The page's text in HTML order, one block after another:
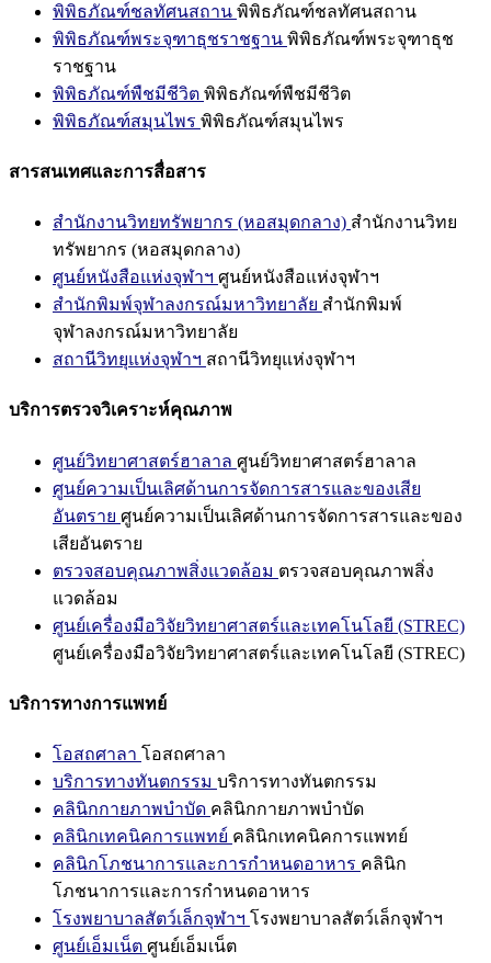
พิพิธภัณฑ์ชลทัศนสถาน พิพิธภัณฑ์ชลทัศนสถาน
พิพิธภัณฑ์พระจุฑาธุชราชฐาน พิพิธภัณฑ์พระจุฑาธุช
ราชฐาน
พิพิธภัณฑ์พืชมีชีวิต พิพิธภัณฑ์พืชมีชีวิต
พิพิธภัณฑ์สมุนไพร พิพิธภัณฑ์สมุนไพร
สารสนเทศและการสื่อสาร
สำนักงานวิทยทรัพยากร (หอสมุดกลาง) สำนักงานวิทย
ทรัพยากร (หอสมุดกลาง)
ศูนย์หนังสือแห่งจุฬาฯ ศูนย์หนังสือแห่งจุฬาฯ
สำนักพิมพ์จุฬาลงกรณ์มหาวิทยาลัย สำนักพิมพ์
จุฬาลงกรณ์มหาวิทยาลัย
สถานีวิทยุแห่งจุฬาฯ สถานีวิทยุแห่งจุฬาฯ
บริการตรวจวิเคราะห์คุณภาพ
ศูนย์วิทยาศาสตร์ฮาลาล ศูนย์วิทยาศาสตร์ฮาลาล
ศูนย์ความเป็นเลิศด้านการจัดการสารและของเสีย
อันตราย ศูนย์ความเป็นเลิศด้านการจัดการสารและของ
เสียอันตราย
ตรวจสอบคุณภาพสิ่งแวดล้อม ตรวจสอบคุณภาพสิ่ง
แวดล้อม
ศูนย์เครื่องมือวิจัยวิทยาศาสตร์และเทคโนโลยี (STREC)
ศูนย์เครื่องมือวิจัยวิทยาศาสตร์และเทคโนโลยี (STREC)
บริการทางการแพทย์
โอสถศาลา โอสถศาลา
บริการทางทันตกรรม บริการทางทันตกรรม
คลินิกกายภาพบำบัด คลินิกกายภาพบำบัด
คลินิกเทคนิคการแพทย์ คลินิกเทคนิคการแพทย์
คลินิกโภชนาการและการกำหนดอาหาร คลินิก
โภชนาการและการกำหนดอาหาร
โรงพยาบาลสัตว์เล็กจุฬาฯ โรงพยาบาลสัตว์เล็กจุฬาฯ
ศูนย์เอ็มเน็ต ศูนย์เอ็มเน็ต